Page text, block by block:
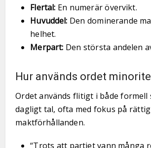
Flertal: En numerär övervikt.
Huvuddel: Den dominerande
helhet.
Merpart: Den största andelen
Hur används ordet
Ordet används flitigt i både formell
dagligt tal, ofta med fokus på
maktförhållanden.
“Trots att partiet vann många